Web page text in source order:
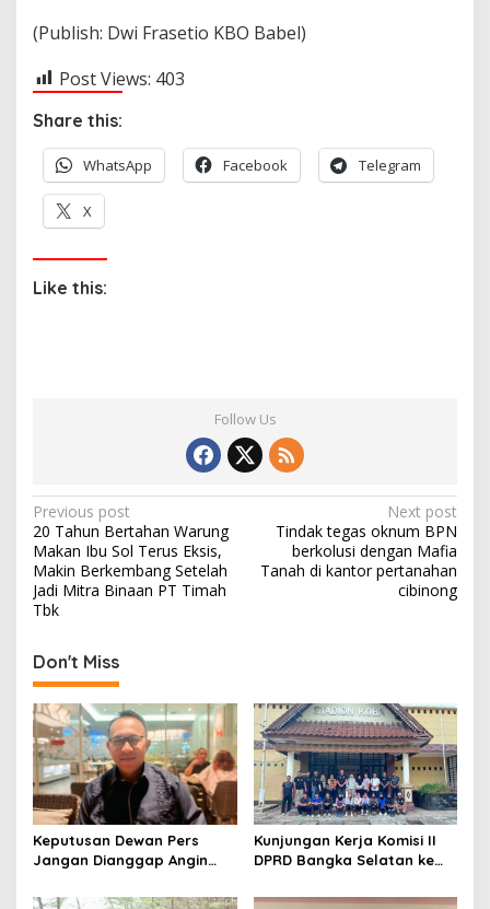
(Publish: Dwi Frasetio KBO Babel)
Post Views: 403
Share this:
WhatsApp Facebook Telegram
X
Like this:
Follow Us
P
o
s
t
a
v
i
g
a
t
i
Previous post
20 Tahun Bertahan Warung
Makan Ibu Sol Terus Eksis,
Makin Berkembang Setelah
Jadi Mitra Binaan PT Timah
Tbk
Next post
Tindak tegas oknum BPN
berkolusi dengan Mafia
Tanah di kantor pertanahan
cibinong
Don't Miss
Keputusan Dewan Pers
Jangan Dianggap Angin
Hukum terhadap Jejaring
Kunjungan Kerja Komisi II
DPRD Bangka Selatan ke
Belajar Kiat Sukses